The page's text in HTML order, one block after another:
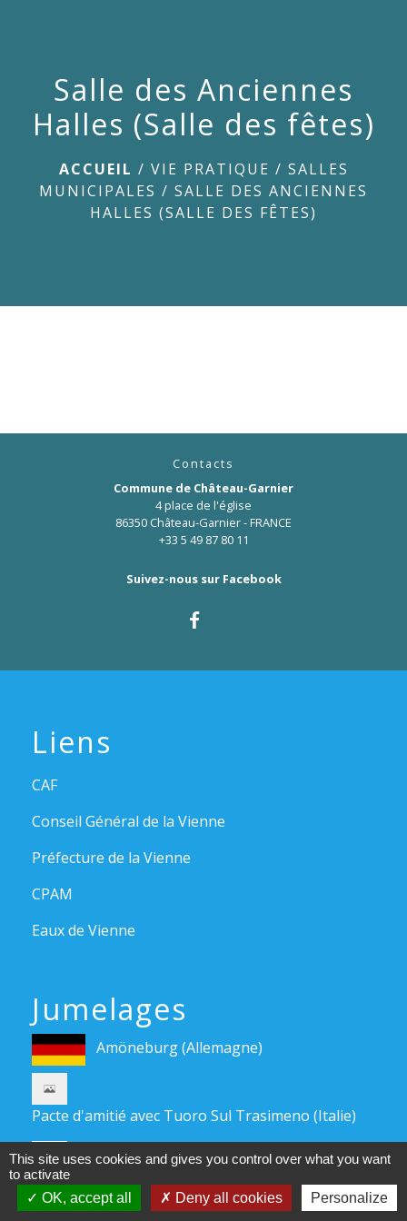
Salle des Anciennes
Halles (Salle des fêtes)
ACCUEIL / VIE PRATIQUE / SALLES
MUNICIPALES / SALLE DES ANCIENNES
HALLES (SALLE DES FÊTES)
Contacts
Commune de Château-Garnier
4 place de l'église
86350 Château-Garnier - FRANCE
+33 5 49 87 80 11
Suivez-nous sur Facebook
Liens
CAF
Conseil Général de la Vienne
Préfecture de la Vienne
CPAM
Eaux de Vienne
Jumelages
Amöneburg (Allemagne)
Pacte d'amitié avec Tuoro Sul Trasimeno (Italie)
Pacte d'amitié avec Tragwein (Autriche)
Mentions légales - Politique de confidentialité -
This site uses cookies and gives you control over what you want
to activate
OK, accept all
Deny all cookies Personalize